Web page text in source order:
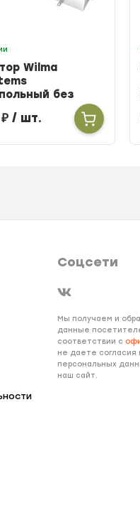
Wilma
без
ширина
160мм
₽ / шт.
Соцсети
Мы получаем и
данные
соответствии с
не даете согласия
персональных
наш сайт.